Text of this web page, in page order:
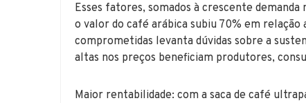
Esses fatores, somados à crescente
o valor do café arábica subiu 70% em
comprometidas levanta dúvidas sobre a
altas nos preços beneficiam produtores,
Maior rentabilidade: com a saca de café